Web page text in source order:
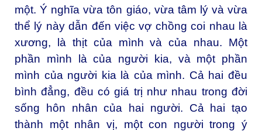
một. Ý nghĩa vừa tôn giáo, vừa tâm lý và vừa
thể lý này dẫn đến việc vợ chồng coi nhau là
xương, là thịt của mình và của nhau. Một
phần mình là của người kia, và một phần
mình của người kia là của mình. Cả hai đều
bình đẳng, đều có giá trị như nhau trong đời
sống hôn nhân của hai người. Cả hai tạo
thành một nhân vị, một con người trong ý